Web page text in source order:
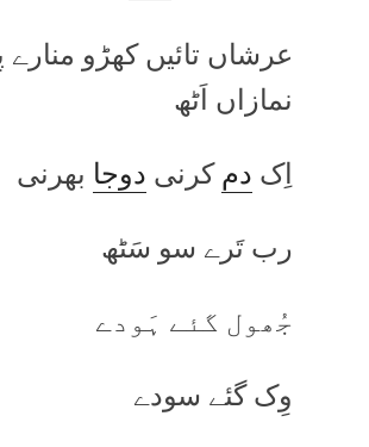
عرشاں تائیں کھڑو منارے
نمازاں اَٹھ
اِک دمکرنی دوجا بھرنی
رب تَرے سو سَٹھ
جُھول گئے ہَودے
وِک گئے سودے